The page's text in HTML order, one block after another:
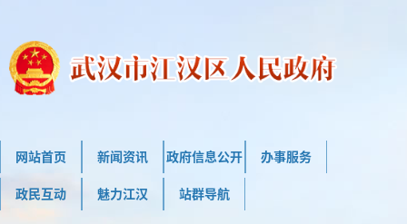
网站首页 新闻资讯 政府信息公开 办事服务
政民互动 魅力江汉 站群导航